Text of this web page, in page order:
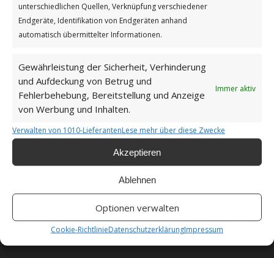
unterschiedlichen Quellen, Verknüpfung verschiedener
Endgeräte, Identifikation von Endgeräten anhand
automatisch übermittelter Informationen.
Gewährleistung der Sicherheit, Verhinderung
und Aufdeckung von Betrug und
Fehlerbehebung, Bereitstellung und Anzeige
von Werbung und Inhalten.
Immer aktiv
Verwalten von 1010-LieferantenLese mehr über diese Zwecke
Akzeptieren
Ablehnen
Optionen verwalten
Cookie-RichtlinieDatenschutzerklärungImpressum
Impressum
Unsere Cookie-Richtlinie (EU)
Haftungsausschluss
🔴 Als Amazon-Partner verdiene ich an qualifizierten
Verkäufen. 🔴